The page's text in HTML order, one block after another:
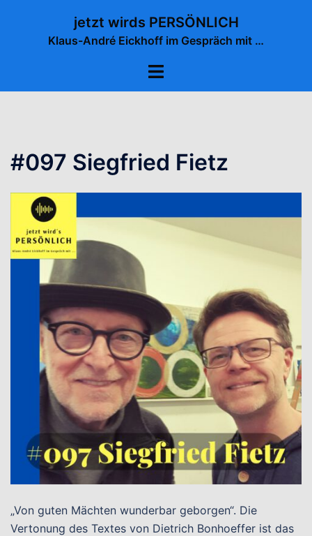
jetzt wirds PERSÖNLICH
Klaus-André Eickhoff im Gespräch mit …
Menü
#097 Siegfried Fietz
„Von guten Mächten wunderbar geborgen“. Die
Vertonung des Textes von Dietrich Bonhoeffer ist das